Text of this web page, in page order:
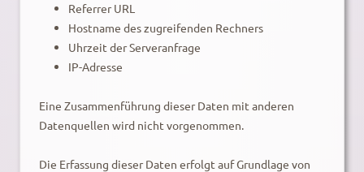
Referrer URL
Hostname des zugreifenden Rechners
Uhrzeit der Serveranfrage
IP-Adresse
Eine Zusammenführung dieser Daten mit anderen
Datenquellen wird nicht vorgenommen.
Die Erfassung dieser Daten erfolgt auf Grundlage von